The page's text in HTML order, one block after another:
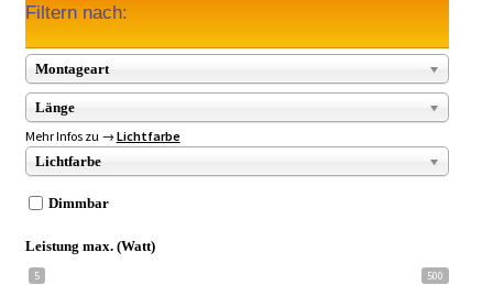
Filtern nach:
Montageart
Länge
Mehr Infos zu → Lichtfarbe
Lichtfarbe
Dimmbar
Leistung max. (Watt)
5 500